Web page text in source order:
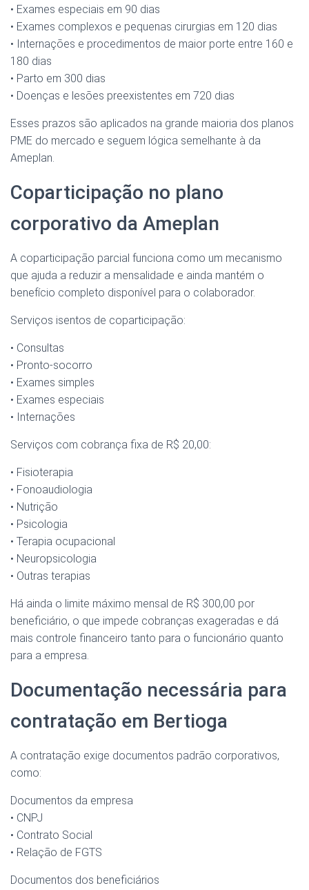
• Exames especiais em 90 dias
• Exames complexos e pequenas cirurgias em 120 dias
• Internações e procedimentos de maior porte entre 160 e
180 dias
• Parto em 300 dias
• Doenças e lesões preexistentes em 720 dias
Esses prazos são aplicados na grande maioria dos planos
PME do mercado e seguem lógica semelhante à da
Ameplan.
Coparticipação no plano
corporativo da Ameplan
A coparticipação parcial funciona como um mecanismo
que ajuda a reduzir a mensalidade e ainda mantém o
benefício completo disponível para o colaborador.
Serviços isentos de coparticipação:
• Consultas
• Pronto-socorro
• Exames simples
• Exames especiais
• Internações
Serviços com cobrança fixa de R$ 20,00:
• Fisioterapia
• Fonoaudiologia
• Nutrição
• Psicologia
• Terapia ocupacional
• Neuropsicologia
• Outras terapias
Há ainda o limite máximo mensal de R$ 300,00 por
beneficiário, o que impede cobranças exageradas e dá
mais controle financeiro tanto para o funcionário quanto
para a empresa.
Documentação necessária para
contratação em Bertioga
A contratação exige documentos padrão corporativos,
como:
Documentos da empresa
• CNPJ
• Contrato Social
• Relação de FGTS
Documentos dos beneficiários